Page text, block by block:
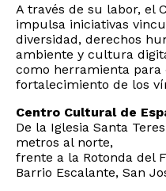
A través de su labor, el
impulsa iniciativas
diversidad, derechos
ambiente y cultura
como herramienta para
fortalecimiento de los
Centro Cultural de
De la Iglesia Santa
metros al norte,
frente a la Rotonda del
Barrio Escalante, San